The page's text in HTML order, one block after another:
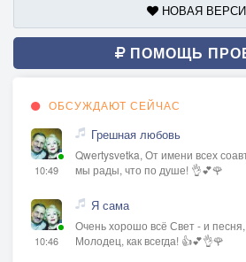
НОВАЯ
ПОМОЩЬ
ОБСУЖДАЮТ СЕЙЧАС
10:49
Грешная любовь
Qwertysvetka, От имени всех
мы рады, что по душе! 👌💕🌹
10:46
Я сама
Очень хорошо всё Свет - и
Молодец, как всегда! 👍💕👌🌹